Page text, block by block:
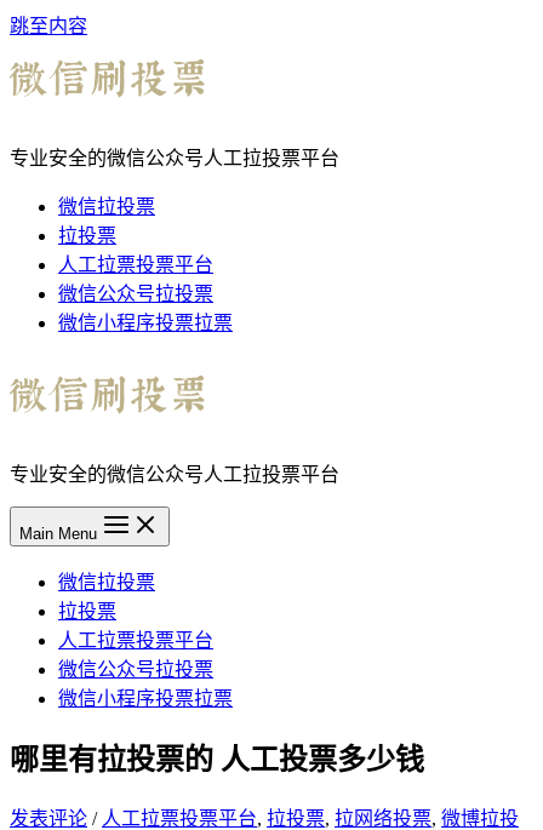
跳至内容
专业安全的微信公众号人工拉投票平台
微信拉投票
拉投票
人工拉票投票平台
微信公众号拉投票
微信小程序投票拉票
专业安全的微信公众号人工拉投票平台
Main Menu
微信拉投票
拉投票
人工拉票投票平台
微信公众号拉投票
微信小程序投票拉票
哪里有拉投票的 人工投票多少钱
发表评论 / 人工拉票投票平台, 拉投票, 拉网络投票, 微博拉投